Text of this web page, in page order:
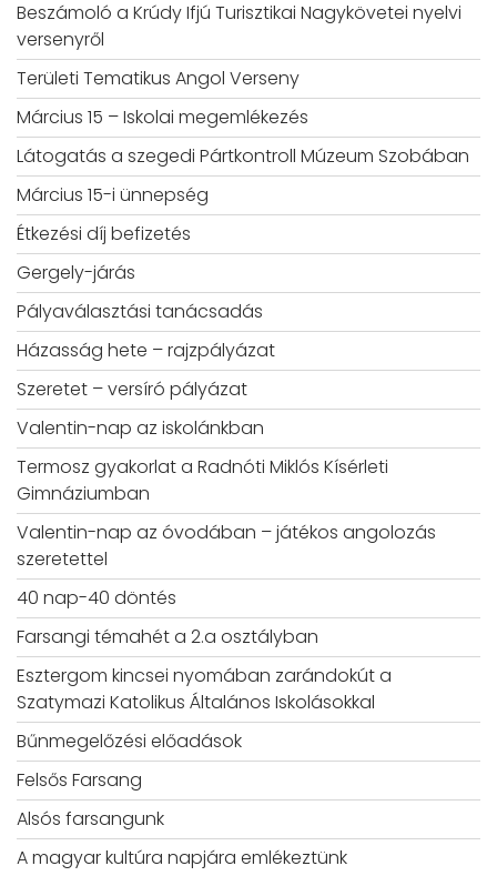
Beszámoló a Krúdy Ifjú Turisztikai Nagykövetei nyelvi
versenyről
Területi Tematikus Angol Verseny
Március 15 – Iskolai megemlékezés
Látogatás a szegedi Pártkontroll Múzeum Szobában
Március 15-i ünnepség
Étkezési díj befizetés
Gergely-járás
Pályaválasztási tanácsadás
Házasság hete – rajzpályázat
Szeretet – versíró pályázat
Valentin-nap az iskolánkban
Termosz gyakorlat a Radnóti Miklós Kísérleti
Gimnáziumban
Valentin-nap az óvodában – játékos angolozás
szeretettel
40 nap-40 döntés
Farsangi témahét a 2.a osztályban
Esztergom kincsei nyomában zarándokút a
Szatymazi Katolikus Általános Iskolásokkal
Bűnmegelőzési előadások
Felsős Farsang
Alsós farsangunk
A magyar kultúra napjára emlékeztünk